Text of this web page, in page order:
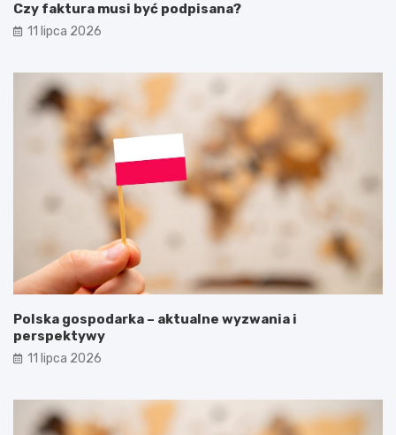
Czy faktura musi być podpisana?
11 lipca 2026
Polska gospodarka – aktualne wyzwania i
perspektywy
11 lipca 2026